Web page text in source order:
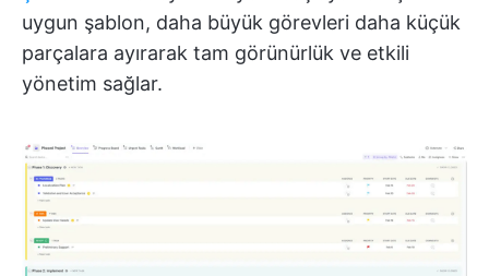
uygun şablon, daha büyük görevleri daha küçük
parçalara ayırarak tam görünürlük ve etkili
yönetim sağlar.